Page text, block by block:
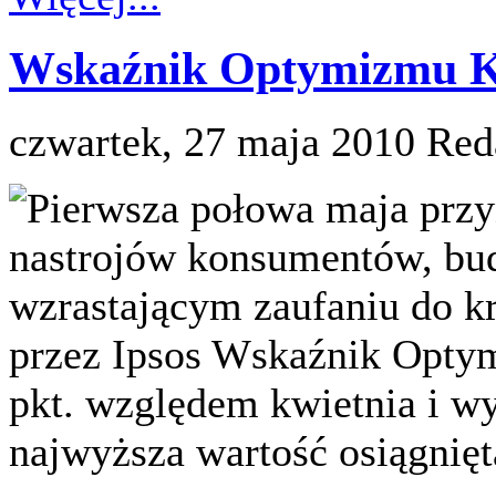
Wskaźnik Optymizmu
czwartek, 27 maja 2010
Pierwsza połowa maja
nastrojów konsumentów,
wzrastającym zaufaniu do
przez Ipsos Wskaźnik
pkt. względem kwietnia i
najwyższa wartość